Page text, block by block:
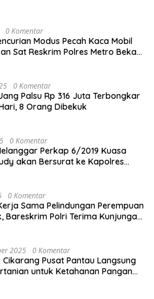
0 Komentar
Modus Pecah Kaca Mobil
Sat Reskrim Polres Metro Bekasi
0 Komentar
Palsu Rp 316 Juta Terbongkar
8 Orang Dibekuk
0 Komentar
Perkap 6/2019 Kuasa
akan Bersurat ke Kapolres
0 Komentar
Sama Pelindungan Perempuan
Bareskrim Polri Terima Kunjungan
2025 0 Komentar
Cikarang Pusat Pantau Langsung
untuk Ketahanan Pangan